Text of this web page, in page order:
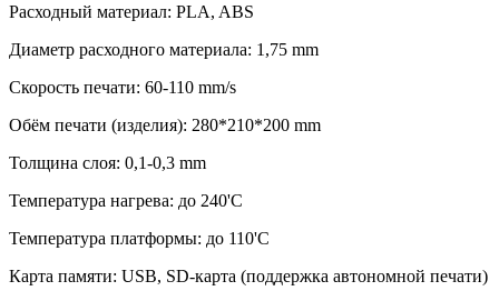
Расходный материал: PLA, ABS
Диаметр расходного материала: 1,75 mm
Скорость печати: 60-110 mm/s
Обём печати (изделия): 280*210*200 mm
Толщина слоя: 0,1-0,3 mm
Температура нагрева: до 240'C
Температура платформы: до 110'C
Карта памяти: USB, SD-карта (поддержка автономной печати)